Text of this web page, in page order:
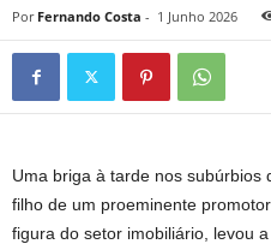
Por Fernando Costa - 1 Junho 2026
Uma briga à tarde nos subúrbios
filho de um proeminente
figura do setor imobiliário, levou